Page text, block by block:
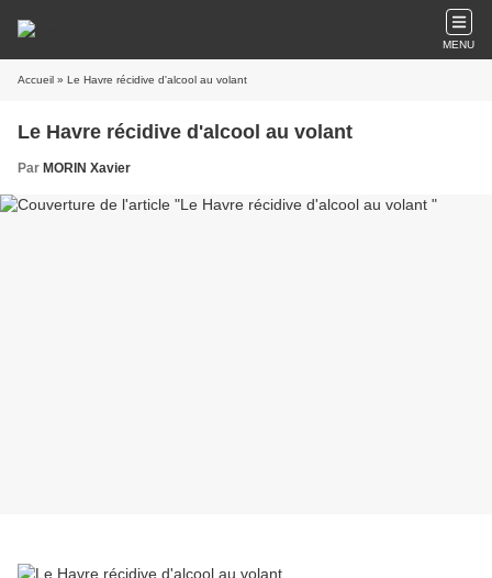
MENU
Accueil » Le Havre récidive d'alcool au volant
Le Havre récidive d'alcool au volant
Par MORIN Xavier